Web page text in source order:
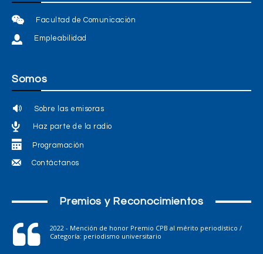
Facultad de Comunicación
Empleabilidad
Somos
Sobre las emisoras
Haz parte de la radio
Programación
Contáctanos
Premios y Reconocimientos
2022 - Mención de honor Premio CPB al mérito periodístico /
Categoría: periodismo universitario